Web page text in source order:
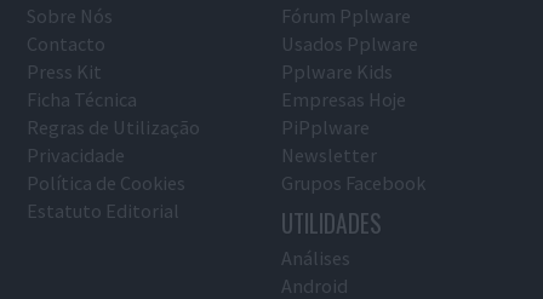
Sobre Nós
Contacto
Press Kit
Ficha Técnica
Regras de Utilização
Privacidade
Política de Cookies
Estatuto Editorial
Fórum Pplware
Usados Pplware
Pplware Kids
Empresas Hoje
PiPplware
Newsletter
Grupos Facebook
UTILIDADES
Análises
Android